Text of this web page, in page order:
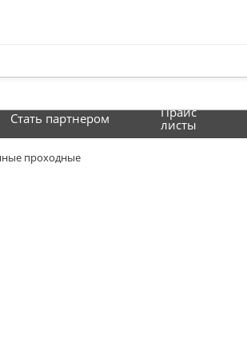
Стать партнером
Прайс
листы
проходные